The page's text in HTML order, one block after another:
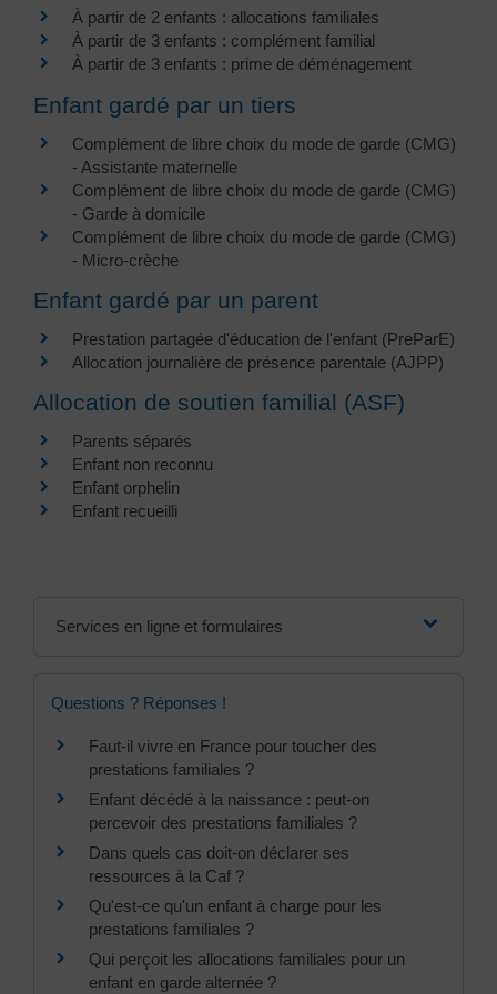
À partir de 2 enfants : allocations familiales
À partir de 3 enfants : complément familial
À partir de 3 enfants : prime de déménagement
Enfant gardé par un tiers
Complément de libre choix du mode de garde (CMG)
- Assistante maternelle
Complément de libre choix du mode de garde (CMG)
- Garde à domicile
Complément de libre choix du mode de garde (CMG)
- Micro-crèche
Enfant gardé par un parent
Prestation partagée d'éducation de l'enfant (PreParE)
Allocation journalière de présence parentale (AJPP)
Allocation de soutien familial (ASF)
Parents séparés
Enfant non reconnu
Enfant orphelin
Enfant recueilli
Services en ligne et formulaires
Questions ? Réponses !
Faut-il vivre en France pour toucher des
prestations familiales ?
Enfant décédé à la naissance : peut-on
percevoir des prestations familiales ?
Dans quels cas doit-on déclarer ses
ressources à la Caf ?
Qu'est-ce qu'un enfant à charge pour les
prestations familiales ?
Qui perçoit les allocations familiales pour un
enfant en garde alternée ?